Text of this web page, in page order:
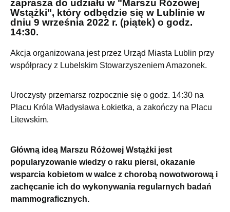
zaprasza do udziału w "Marszu Różowej
Wstążki", który odbędzie się w Lublinie w
dniu 9 września 2022 r. (piątek) o godz.
14:30.
Akcja organizowana jest przez Urząd Miasta Lublin przy
współpracy z Lubelskim Stowarzyszeniem Amazonek.
Uroczysty przemarsz rozpocznie się o godz. 14:30 na
Placu Króla Władysława Łokietka, a zakończy na Placu
Litewskim.
Główną ideą Marszu Różowej Wstążki jest
popularyzowanie wiedzy o raku piersi, okazanie
wsparcia kobietom w walce z chorobą nowotworową i
zachęcanie ich do wykonywania regularnych badań
mammograficznych.